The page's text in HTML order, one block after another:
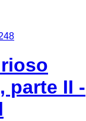
parte II -